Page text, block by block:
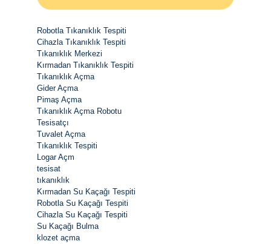
Robotla Tıkanıklık Tespiti
Cihazla Tıkanıklık Tespiti
Tıkanıklık Merkezi
Kırmadan Tıkanıklık Tespiti
Tıkanıklık Açma
Gider Açma
Pimaş Açma
Tıkanıklık Açma Robotu
Tesisatçı
Tuvalet Açma
Tıkanıklık Tespiti
Logar Açm
tesisat
tıkanıklık
Kırmadan Su Kaçağı Tespiti
Robotla Su Kaçağı Tespiti
Cihazla Su Kaçağı Tespiti
Su Kaçağı Bulma
klozet açma